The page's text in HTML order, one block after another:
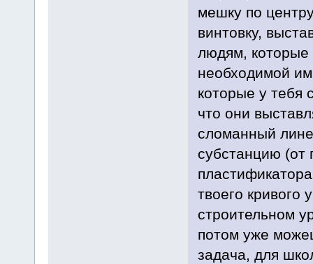
мешку по
винтовку,
людям, которые
необходимой
которые у тебя
что они
сломанный
субстанцию (от
твоего кривого
строительном
потом уже
задача, для